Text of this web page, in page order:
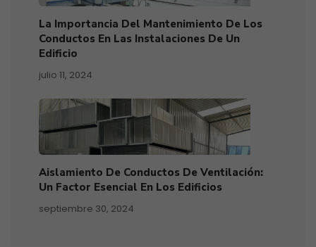
La Importancia Del Mantenimiento De Los
Conductos En Las Instalaciones De Un
Edificio
julio 11, 2024
Aislamiento De Conductos De Ventilación:
Un Factor Esencial En Los Edificios
septiembre 30, 2024